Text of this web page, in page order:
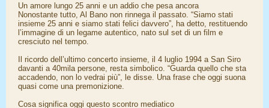
Un amore lungo 25 anni e un addio che pesa ancora
Nonostante tutto, Al Bano non rinnega il passato. “Siamo stati
insieme 25 anni e siamo stati felici davvero”, ha detto, restituendo
l’immagine di un legame autentico, nato sul set di un film e
cresciuto nel tempo.
Il ricordo dell’ultimo concerto insieme, il 4 luglio 1994 a San Siro
davanti a 40mila persone, resta simbolico. “Guarda quello che sta
accadendo, non lo vedrai più”, le disse. Una frase che oggi suona
quasi come una premonizione.
Cosa significa oggi questo scontro mediatico